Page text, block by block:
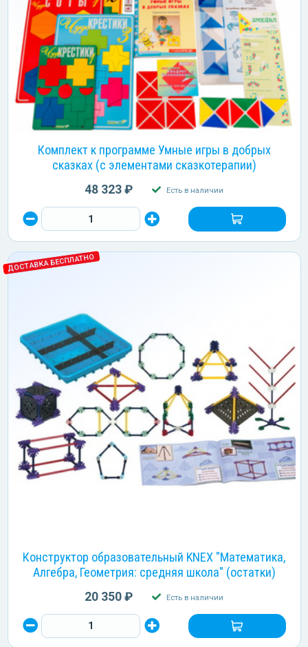
Комплект к программе Умные игры в добрых
сказках (с элементами сказкотерапии)
48 323 ₽ Есть в наличии
ДОСТАВКА БЕСПЛАТНО
Конструктор образовательный KNEX "Математика,
Алгебра, Геометрия: средняя школа" (остатки)
20 350 ₽ Есть в наличии